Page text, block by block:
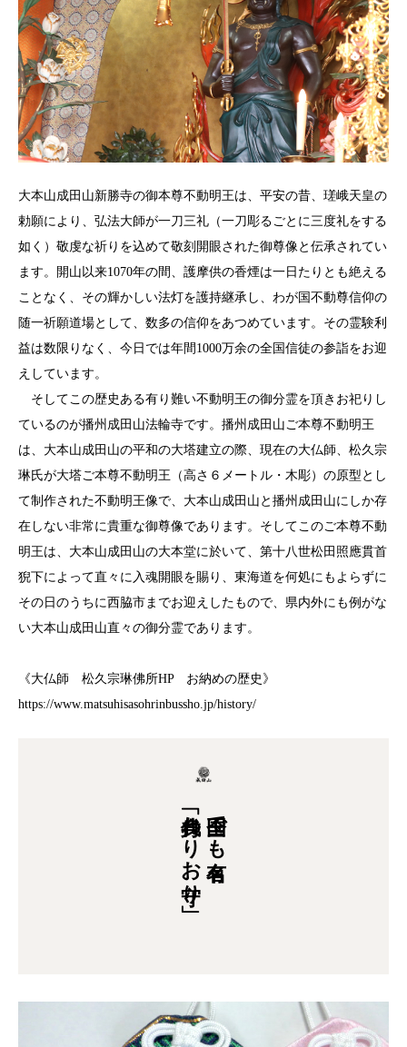
大本山成田山新勝寺の御本尊不動明王は、平安の昔、瑳峨天皇の
勅願により、弘法大師が一刀三礼（一刀彫るごとに三度礼をする
如く）敬虔な祈りを込めて敬刻開眼された御尊像と伝承されてい
ます。開山以来1070年の間、護摩供の香煙は一日たりとも絶える
ことなく、その輝かしい法灯を護持継承し、わが国不動尊信仰の
随一祈願道場として、数多の信仰をあつめています。その霊験利
益は数限りなく、今日では年間1000万余の全国信徒の参詣をお迎
えしています。
そしてこの歴史ある有り難い不動明王の御分霊を頂きお祀りし
ているのが播州成田山法輪寺です。播州成田山ご本尊不動明王
は、大本山成田山の平和の大塔建立の際、現在の大仏師、松久宗
琳氏が大塔ご本尊不動明王（高さ６メートル・木彫）の原型とし
て制作された不動明王像で、大本山成田山と播州成田山にしか存
在しない非常に貴重な御尊像であります。そしてこのご本尊不動
明王は、大本山成田山の大本堂に於いて、第十八世松田照應貫首
猊下によって直々に入魂開眼を賜り、東海道を何処にもよらずに
その日のうちに西脇市までお迎えしたもので、県内外にも例がな
い大本山成田山直々の御分霊であります。
《大仏師 松久宗琳佛所HP お納めの歴史》
https://www.matsuhisasohrinbussho.jp/history/
全国でも有名
「身代わりお守り」